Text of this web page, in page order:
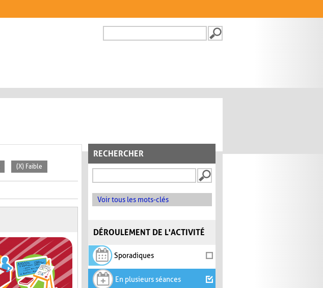
FORMULAIRE DE
RECHERCHER
Voir tous les mots-clés
DÉROULEMENT DE L'ACTIVITÉ
Sporadiques
En plusieurs séances
(X) Faible